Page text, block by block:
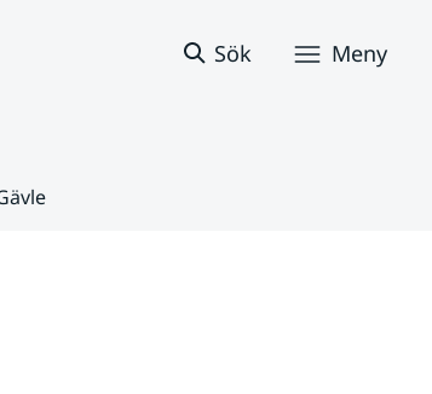
Sök Meny